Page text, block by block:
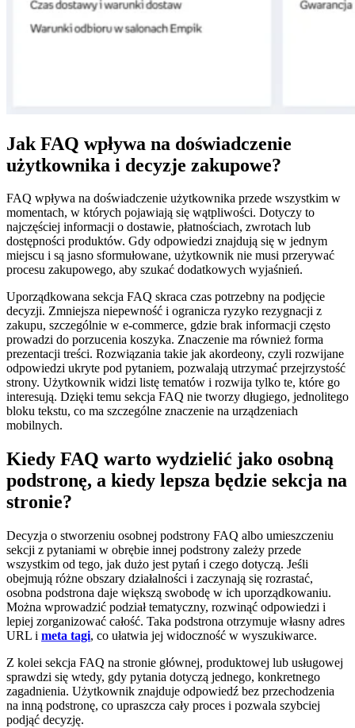
Jak FAQ wpływa na doświadczenie
użytkownika i decyzje zakupowe?
FAQ wpływa na doświadczenie użytkownika przede wszystkim w
momentach, w których pojawiają się wątpliwości. Dotyczy to
najczęściej informacji o dostawie, płatnościach, zwrotach lub
dostępności produktów. Gdy odpowiedzi znajdują się w jednym
miejscu i są jasno sformułowane, użytkownik nie musi przerywać
procesu zakupowego, aby szukać dodatkowych wyjaśnień.
Uporządkowana sekcja FAQ skraca czas potrzebny na podjęcie
decyzji. Zmniejsza niepewność i ogranicza ryzyko rezygnacji z
zakupu, szczególnie w e-commerce, gdzie brak informacji często
prowadzi do porzucenia koszyka. Znaczenie ma również forma
prezentacji treści. Rozwiązania takie jak akordeony, czyli rozwijane
odpowiedzi ukryte pod pytaniem, pozwalają utrzymać przejrzystość
strony. Użytkownik widzi listę tematów i rozwija tylko te, które go
interesują. Dzięki temu sekcja FAQ nie tworzy długiego, jednolitego
bloku tekstu, co ma szczególne znaczenie na urządzeniach
mobilnych.
Kiedy FAQ warto wydzielić jako osobną
podstronę, a kiedy lepsza będzie sekcja na
stronie?
Decyzja o stworzeniu osobnej podstrony FAQ albo umieszczeniu
sekcji z pytaniami w obrębie innej podstrony zależy przede
wszystkim od tego, jak dużo jest pytań i czego dotyczą. Jeśli
obejmują różne obszary działalności i zaczynają się rozrastać,
osobna podstrona daje większą swobodę w ich uporządkowaniu.
Można wprowadzić podział tematyczny, rozwinąć odpowiedzi i
lepiej zorganizować całość. Taka podstrona otrzymuje własny adres
URL i meta tagi, co ułatwia jej widoczność w wyszukiwarce.
Z kolei sekcja FAQ na stronie głównej, produktowej lub usługowej
sprawdzi się wtedy, gdy pytania dotyczą jednego, konkretnego
zagadnienia. Użytkownik znajduje odpowiedź bez przechodzenia
na inną podstronę, co upraszcza cały proces i pozwala szybciej
podjąć decyzję.